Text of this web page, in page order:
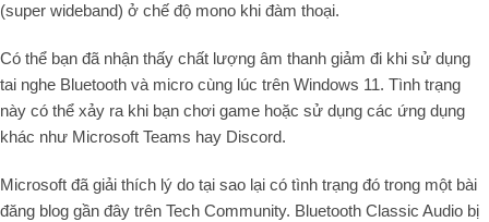
(super wideband) ở chế độ mono khi đàm thoại.
Có thể bạn đã nhận thấy chất lượng âm thanh giảm đi khi sử dụng
tai nghe Bluetooth và micro cùng lúc trên Windows 11. Tình trạng
này có thể xảy ra khi bạn chơi game hoặc sử dụng các ứng dụng
khác như Microsoft Teams hay Discord.
Microsoft đã giải thích lý do tại sao lại có tình trạng đó trong một bài
đăng blog gần đây trên Tech Community. Bluetooth Classic Audio bị